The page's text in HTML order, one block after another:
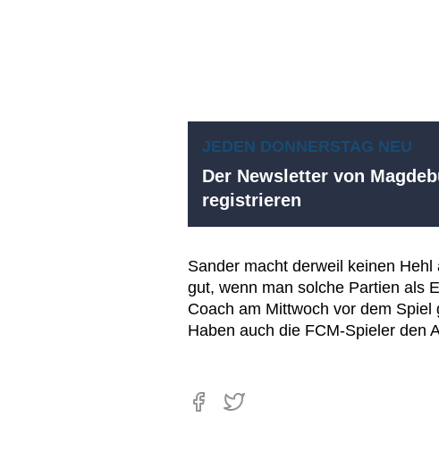
JEDEN DONNERSTAG NEU
Der Newsletter von
registrieren
Sander macht derweil keinen
gut, wenn man solche Partien als
Coach am Mittwoch vor dem
Haben auch die FCM-Spieler den